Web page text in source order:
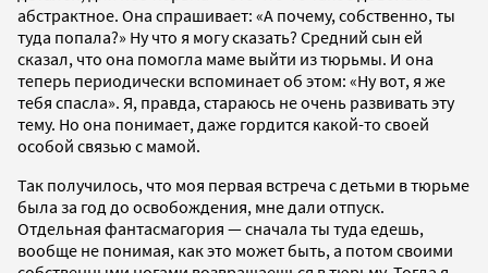
абстрактное. Она спрашивает: «А почему, собственно, ты
туда попала?» Ну что я могу сказать? Средний сын ей
сказал, что она помогла маме выйти из тюрьмы. И она
теперь периодически вспоминает об этом: «Ну вот, я же
тебя спасла». Я, правда, стараюсь не очень развивать эту
тему. Но она понимает, даже гордится какой-то своей
особой связью с мамой.
Так получилось, что моя первая встреча с детьми в тюрьме
была за год до освобождения, мне дали отпуск.
Отдельная фантасмагория — сначала ты туда едешь,
вообще не понимая, как это может быть, а потом своими